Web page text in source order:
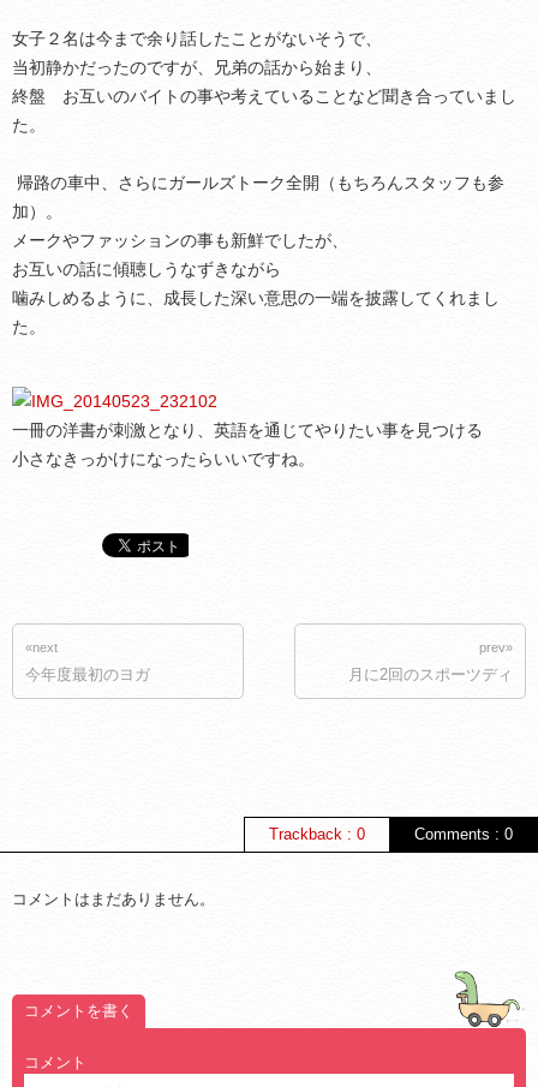
女子２名は今まで余り話したことがないそうで、
当初静かだったのですが、兄弟の話から始まり、
終盤 お互いのバイトの事や考えていることなど聞き合っていまし
た。
帰路の車中、さらにガールズトーク全開（もちろんスタッフも参
加）。
メークやファッションの事も新鮮でしたが、
お互いの話に傾聴しうなずきながら
噛みしめるように、成長した深い意思の一端を披露してくれまし
た。
一冊の洋書が刺激となり、英語を通じてやりたい事を見つける
小さなきっかけになったらいいですね。
«next
今年度最初のヨガ
prev»
月に2回のスポーツディ
Comments : 0
Trackback : 0
コメントはまだありません。
コメントを書く
コメント